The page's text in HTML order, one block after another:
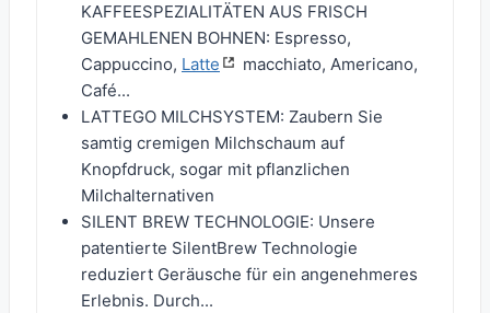
KAFFEESPEZIALITÄTEN AUS FRISCH
GEMAHLENEN BOHNEN: Espresso,
Cappuccino, Latte
macchiato, Americano,
Café...
LATTEGO MILCHSYSTEM: Zaubern Sie
samtig cremigen Milchschaum auf
Knopfdruck, sogar mit pflanzlichen
Milchalternativen
SILENT BREW TECHNOLOGIE: Unsere
patentierte SilentBrew Technologie
reduziert Geräusche für ein angenehmeres
Erlebnis. Durch...